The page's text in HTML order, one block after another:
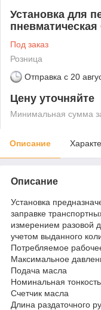
Установка для
пневматическая
Под заказ
Розница
Отправка с 20
Цену уточняйте
Минимальная сумма
Описание
Описание
Установка
заправке
измерением разовой
учетом выданного
Потребляемое
Максимальное
Подача
Номинальная
Счетчик
Длина